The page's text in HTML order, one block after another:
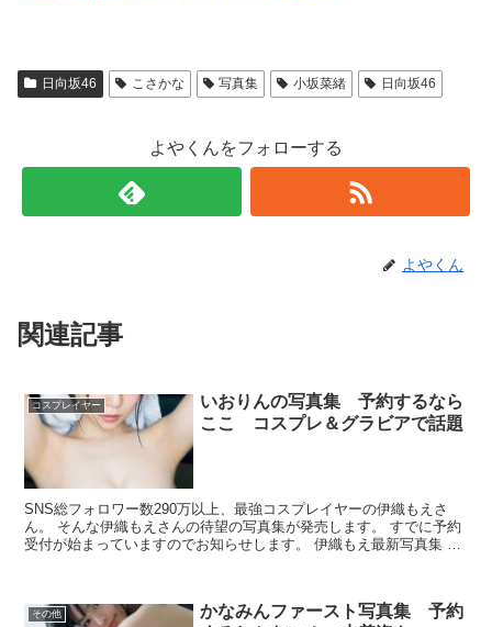
日向坂46 こさかな 写真集 小坂菜緒 日向坂46
よやくんをフォローする
よやくん
関連記事
コスプレイヤー
いおりんの写真集 予約するなら
ここ コスプレ＆グラビアで話題
SNS総フォロワー数290万以上、最強コスプレイヤーの伊織もえさ
ん。 そんな伊織もえさんの待望の写真集が発売します。 すでに予約
受付が始まっていますのでお知らせします。 伊織もえ最新写真集 発
その他
かなみんファースト写真集 予約